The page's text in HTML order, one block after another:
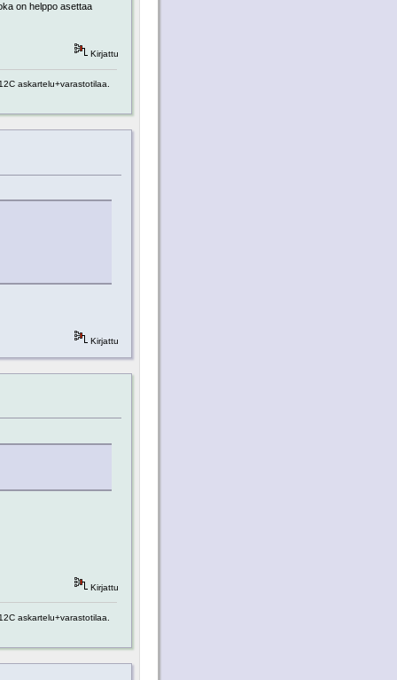
on helppo asettaa
Kirjattu
askartelu+varastotilaa.
Kirjattu
Kirjattu
askartelu+varastotilaa.